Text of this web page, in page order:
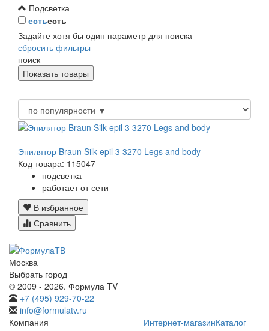
Подсветка
естьесть
Задайте хотя бы один параметр для поиска
сбросить фильтры
поиск
Эпилятор Braun Silk-epil 3 3270 Legs and body
Код товара: 115047
подсветка
работает от сети
В избранное
Сравнить
Москва
Выбрать город
© 2009 - 2026. Формула TV
+7 (495) 929-70-22
info@formulatv.ru
Компания
Интернет-магазинКаталог